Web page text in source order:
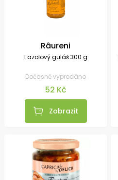
Râureni
Fazolový guláš 300 g
Dočasně vyprodáno
52 Kč
Zobrazit